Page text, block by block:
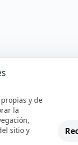
y de
la
sitio y